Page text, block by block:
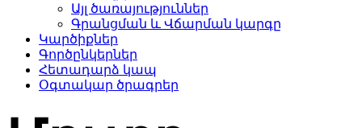
Այլ ծառայություններ
Գրանցման և Վճարման կարգը
Կարծիքներ
Գործընկերներ
Հետադարձ կապ
Օգտակար ծրագրեր